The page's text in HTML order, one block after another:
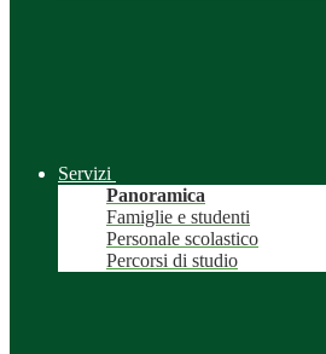
Servizi
Panoramica
Famiglie e studenti
Personale scolastico
Percorsi di studio